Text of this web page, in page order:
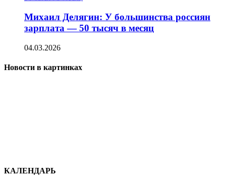
Михаил Делягин: У большинства россиян
зарплата — 50 тысяч в месяц
04.03.2026
Новости в картинках
КАЛЕНДАРЬ